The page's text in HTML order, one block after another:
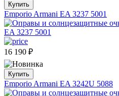
Купить
Emporio Armani EA 3237 5001
16 190 ₽
Купить
Emporio Armani EA 3242U 5088